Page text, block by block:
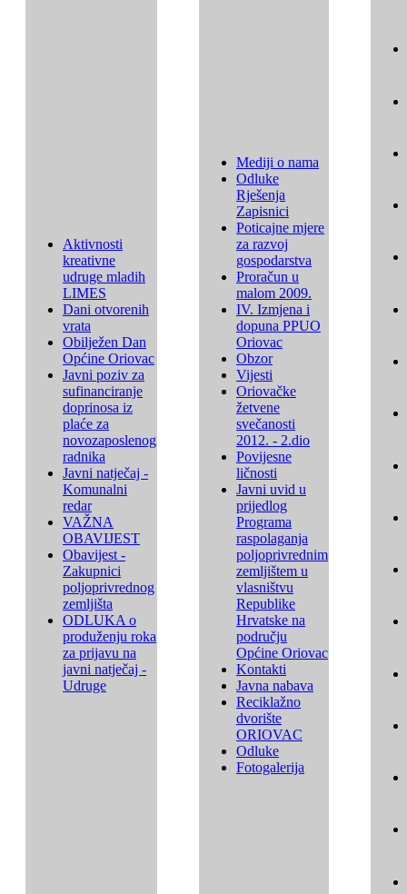
Aktivnosti
kreativne
udruge mladih
LIMES
Dani otvorenih
vrata
Obilježen Dan
Općine Oriovac
Javni poziv za
sufinanciranje
doprinosa iz
plaće za
novozaposlenog
radnika
Javni natječaj -
Komunalni
redar
VAŽNA
OBAVIJEST
Obavijest -
Zakupnici
poljoprivrednog
zemljišta
ODLUKA o
produženju roka
za prijavu na
javni natječaj -
Udruge
Mediji o nama
Odluke
Rješenja
Zapisnici
Poticajne mjere
za razvoj
gospodarstva
Proračun u
malom 2009.
IV. Izmjena i
dopuna PPUO
Oriovac
Obzor
Vijesti
Oriovačke
žetvene
svečanosti
2012. - 2.dio
Povijesne
ličnosti
Javni uvid u
prijedlog
Programa
raspolaganja
poljoprivrednim
zemljištem u
vlasništvu
Republike
Hrvatske na
području
Općine Oriovac
Kontakti
Javna nabava
Reciklažno
dvorište
ORIOVAC
Odluke
Fotogalerija